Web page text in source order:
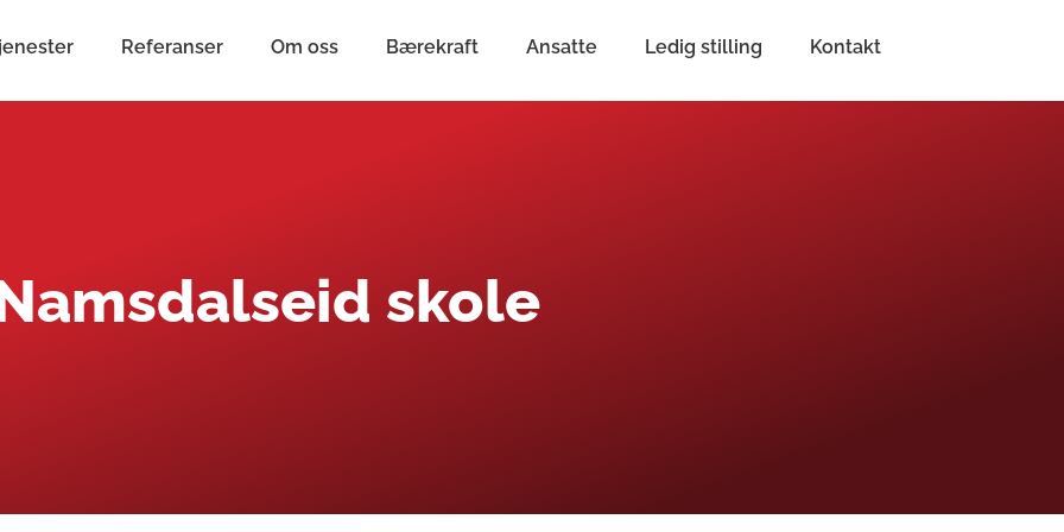
Referanser Om oss Bærekraft Ansatte Ledig stilling Kontakt
skole